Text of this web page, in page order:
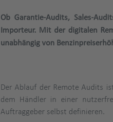
Ob Garantie-Audits, Sales-
Importeur. Mit der digitalen
unabhängig von
Der Ablauf der Remote Audits
dem Händler in einer
Auftraggeber selbst definieren.